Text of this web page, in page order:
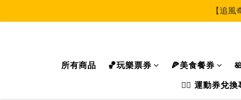
【追
所有商品 🏀玩樂票券 🍕美食餐券
🏃‍♂️ 運動券兌換